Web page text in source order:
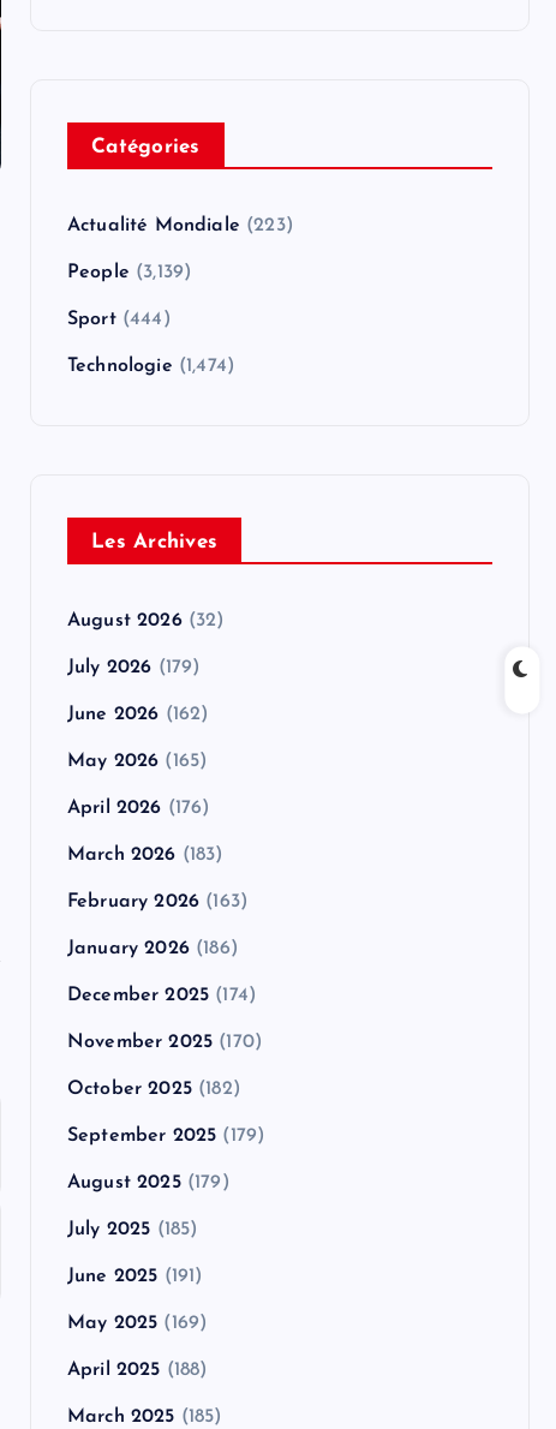
Catégories
Actualité Mondiale (223)
People (3,139)
Sport(444)
Technologie (1,474)
Les Archives
August 2026(32)
July 2026 (179)
June 2026 (162)
May 2026 (165)
April 2026 (176)
March 2026 (183)
February 2026 (163)
January 2026(186)
December 2025 (174)
November 2025 (170)
October 2025(182)
September 2025 (179)
August 2025(179)
July 2025 (185)
June 2025 (191)
May 2025 (169)
April 2025 (188)
March 2025 (185)